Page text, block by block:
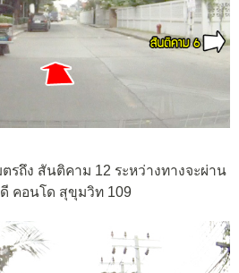
รถึง สันติคาม 12 ระหว่างทางจะผ่าน
คอนโด สุขุมวิท 109